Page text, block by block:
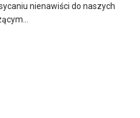
nienawiści do naszych